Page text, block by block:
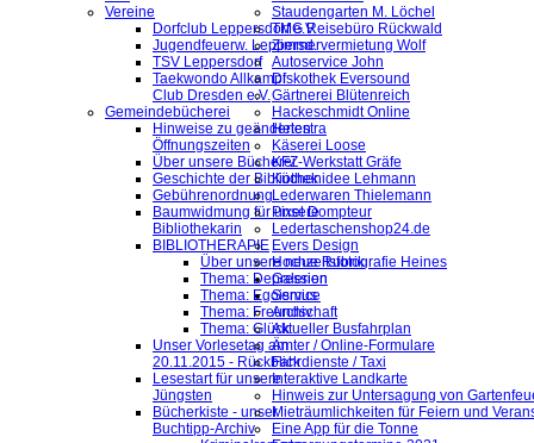
Vereine
Dorfclub Leppersdorf e.V.
Jugendfeuerw. Leppersd.
TSV Leppersdorf
Taekwondo Allkampf
Club Dresden e.V.
Gemeindebücherei
Hinweise zu geänderten
Öffnungszeiten
Über unsere Bücherei
Geschichte der Bibliothek
Gebührenordnung
Baumwidmung für unsere
Bibliothekarin
BIBLIOTHERAPIE
Über unsere neue Rubrik
Thema: Depression
Thema: Egoismus
Thema: Freundschaft
Thema: Glück
Unser Vorlesetag am
20.11.2015 - Rückblick
Lesestart für unsere
Jüngsten
Bücherkiste - unser
Buchtipp-Archiv
Staudengarten M. Löchel
TMG Reisebüro Rückwald
Zimmervermietung Wolf
Autoservice John
Diskothek Eversound
Gärtnerei Blütenreich
Hackeschmidt Online
Helestra
Käserei Loose
KFZ-Werkstatt Gräfe
Küchenidee Lehmann
Lederwaren Thielemann
Pixel Dompteur
Ledertaschenshop24.de
Evers Design
Hochzeitsfotografie Heines
Galerien
Service
Archiv
Aktueller Busfahrplan
Ämter / Online-Formulare
Fahrdienste / Taxi
Interaktive Landkarte
Hinweis zur Untersagung von
Mieträumlichkeiten für Feiern und
Eine App für die Tonne